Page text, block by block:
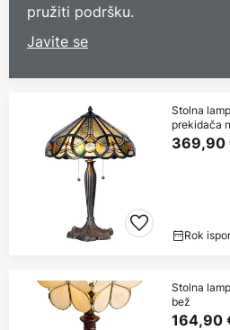
pružiti podršku.
Javite se
Stolna
prekidača
369,90
Rok
Stolna
bež
164,90